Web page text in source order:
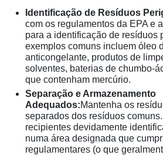
Identificação de Resíduos
com os regulamentos da EPA e
para a identificação de resíduos
exemplos comuns incluem óleo
anticongelante, produtos de
solventes, baterias de chumbo-
que contenham mercúrio.
Separação e Armazenamento
Adequados:Mantenha os
separados dos resíduos
recipientes devidamente
numa área designada que
regulamentares (o que